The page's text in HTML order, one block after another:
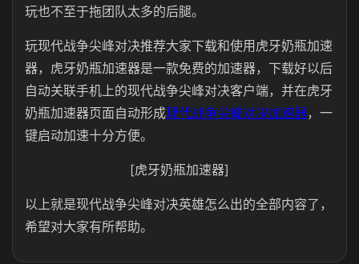
玩也不至于拖团队太多的后腿。
玩现代战争尖峰对决推荐大家下载和使用虎牙奶瓶加速
器，虎牙奶瓶加速器是一款免费的加速器，下载好以后
自动关联手机上的现代战争尖峰对决客户端，并在虎牙
奶瓶加速器页面自动形成现代战争尖峰对决加速器，一
键启动加速十分方便。
[虎牙奶瓶加速器]
以上就是现代战争尖峰对决英雄怎么出的全部内容了，
希望对大家有所帮助。